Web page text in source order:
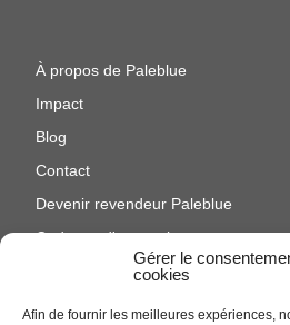
Gérer le
cookies
Afin de fournir les meilleures expériences,
À propos de Paleblue
Impact
Blog
Contact
Devenir revendeur Paleblue
Cadeaux d'entreprise
Entretien des produits